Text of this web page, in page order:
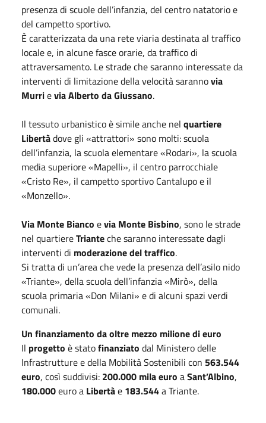
presenza di scuole dell’infanzia, del centro natatorio e
del campetto sportivo.
È caratterizzata da una rete viaria destinata al traffico
locale e, in alcune fasce orarie, da traffico di
attraversamento. Le strade che saranno interessate da
interventi di limitazione della velocità sarannovia
Murrievia Alberto da Giussano.
Il tessuto urbanistico è simile anche nel quartiere
Libertàdove gli «attrattori» sono molti: scuola
dell’infanzia, la scuola elementare «Rodari», la scuola
media superiore «Mapelli», il centro parrocchiale
«Cristo Re», il campetto sportivo Cantalupo e il
«Monzello».
Via Monte Bianco evia Monte Bisbino, sono le strade
nel quartiereTrianteche saranno interessate dagli
interventi di moderazione del traffico.
Si tratta di un’area che vede la presenza dell’asilo nido
«Triante», della scuola dell’infanzia «Mirò», della
scuola primaria «Don Milani» e di alcuni spazi verdi
comunali.
Un finanziamento da oltre mezzo milione di euro
Il progetto è statofinanziato dal Ministero delle
Infrastrutture e della Mobilità Sostenibili con 563.544
euro, così suddivisi: 200.000 mila euro aSant’Albino,
180.000euro a Libertàe 183.544a Triante.